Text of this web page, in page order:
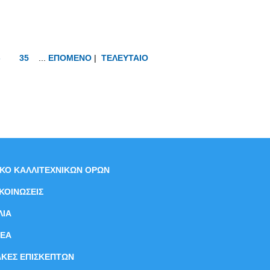
35 ΕΠΟΜΕΝΟ | ΤΕΛΕΥΤΑΙΟ
ΚΑΛΛΙΤΕΧΝΙΚΩΝ ΟΡΩΝ
ΕΠΙΣΚΕΠΤΩΝ